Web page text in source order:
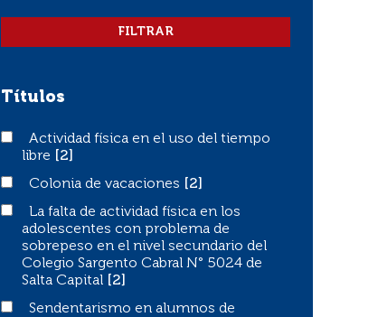
Títulos
Actividad física en el uso del tiempo libre
Actividad física en el uso del tiempo
libre
[2]
Colonia de vacaciones
Colonia de vacaciones
[2]
La falta de actividad física en los adolescentes con
La falta de actividad física en los
adolescentes con problema de
sobrepeso en el nivel secundario del
Colegio Sargento Cabral N° 5024 de
Salta Capital
[2]
Sendentarismo en alumnos de Ingeniería Industrial
Sendentarismo en alumnos de